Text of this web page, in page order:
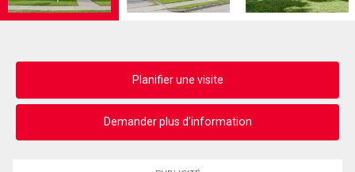
Planifier une visite
Demander plus d'information